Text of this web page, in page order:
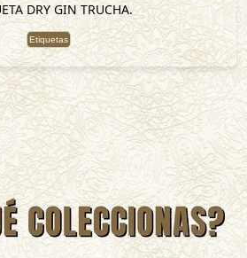
DRY GIN TRUCHA.
Etiquetas